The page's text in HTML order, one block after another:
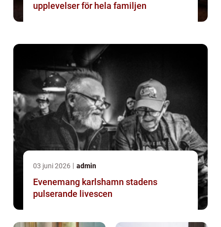
upplevelser för hela familjen
03 juni 2026 admin
Evenemang karlshamn stadens
pulserande livescen